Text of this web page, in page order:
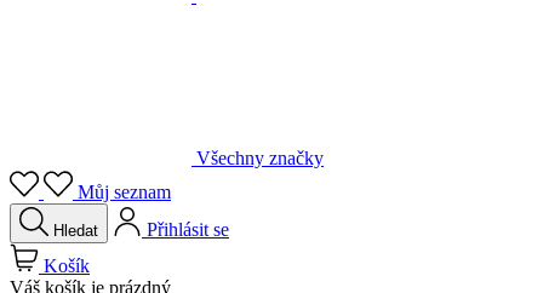
Všechny značky
Můj seznam
Hledat
Přihlásit se
Košík
Váš košík je prázdný